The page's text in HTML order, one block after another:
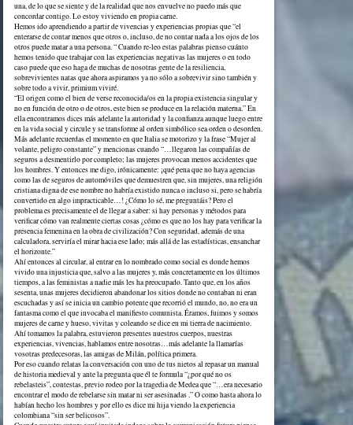
una, de lo que se siente y de la realidad que nos envuelve no puedo más que
concordar contigo. Lo estoy viviendo en propia carne.
Hemos ido aprendiendo a partir de vivencias y experiencias propias que “el
enterarse de contar menos que otros o, incluso, de no contar nada a los ojos de los
otros puede matar a una persona. “ Cuando re-leo estas palabras pienso cuánto
hemos tenido que trabajar con las experiencias negativas las mujeres o en todo
caso puede que eso haga de muchas de nosotras gente de la resiliencia,
sobrevivientes natas que ahora aspiramos ya no sólo a sobrevivir sino también y
sobre todo a vivir, primium viviré.
“El origen como el bien de verse reconocida/os en la propia existencia singular y
no en función de otro o de otros, este bien se produce en la relación materna.” En
ella encontramos dices más adelante la autoridad y la confianza aunque luego entre
en la vida social y circule y se transforme al orden simbólico sea orden o desorden.
Más adelante recuerdas el momento en que Italia se motorizo y la frase “Mujer al
volante, peligro constante” y mencionas cuando “…llegaron las compañías de
seguros a desmentirlo por completo; las mujeres provocan menos accidentes que
los hombres. Y entonces me digo, irónicamente: ¡qué pena que no haya agencias
como las de seguros de automóviles que demuestren que, sin mujeres, una religión
cristiana digna de ese nombre no habría existido nunca o incluso si, pero se habría
convertido en algo impracticable…! ¿Cómo lo sé, me preguntáis? Pero el
problema es precisamente el de llegar a saber: si hay personas y métodos para
verificar cómo van realmente ciertas cosas ¿cómo es que no los hay para verificar la
presencia femenina en la obra de civilización? Con seguridad, además de una
calculadora, serviría el mirar hacia ese lado; más allá de las estadísticas, ensanchar
el horizonte.”
Ahí entonces al circular, al entrar en lo nombrado como social es donde hemos
vivido una injusticia que, salvo a las mujeres y, más concretamente en los últimos
tiempos, a las feministas a nadie más les ha preocupado. Tanto que, en los años
sesenta, unas mujeres decidieron abandonar los sitios donde no contaban ni eran
escuchadas y así se inicia un cambio potente que recorrió el mundo, no, no era un
fantasma como el que invocaba el manifiesto comunista. Éramos, fuimos y somos
mujeres de carne y hueso, vivitas y coleando se dice en mi tierra de nacimiento.
Ahí tomamos la palabra, estuvieron presentes nuestros cuerpos, nuestras
experiencias, vivencias, hablamos entre nosotras…más adelante la llamarías
vosotras predecesoras, las amigas de Milán, política primera.
Por eso cuando relatas la conversación con uno de tus nietos al repasar un manual
de historia medieval y ante la pregunta que él te formula “¿por qué no os
rebelasteis”, contestas, previo rodeo por la tragedia de Medea que “…era necesario
encontrar el modo de rebelarse sin matar ni ser asesinadas .” O como hasta ahora lo
habían hecho los hombres y por ello es dice mi hija viendo la experiencia
colombiana “sin ser belicosos”.